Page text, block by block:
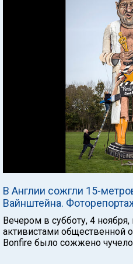
В Англии сожгли 15-
Вайнштейна.
Вечером в субботу, 4
активистами общественной
Bonfire было сожжено